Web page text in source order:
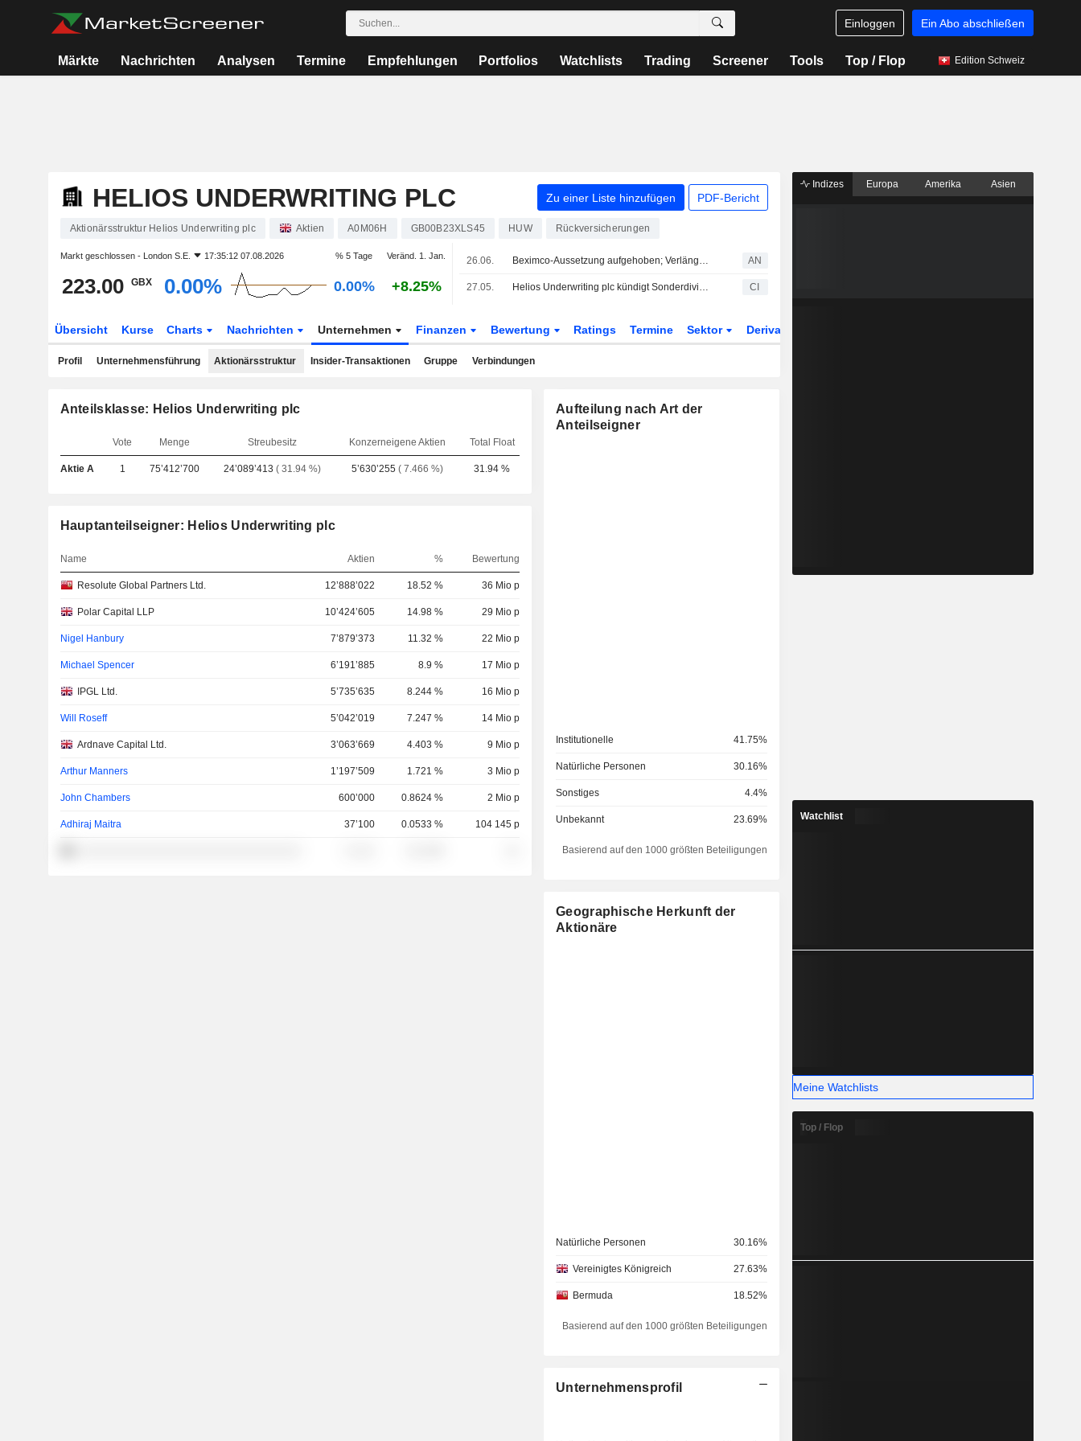
Einloggen Ein Abo abschließen
Märkte Nachrichten Analysen Termine Empfehlungen Portfolios Watchlists Trading Screener Tools Top / Flop Edition Schweiz
HELIOS UNDERWRITING PLC Zu einer Liste hinzufügen PDF-Bericht
Aktionärsstruktur Helios Underwriting plc Aktien A0M06H GB00B23XLS45 HUW Rückversicherungen
Markt geschlossen - London S.E. 17:35:12 07.08.2026 % 5 Tage Veränd. 1. Jan.
223.00 GBX 0.00% 0.00% +8.25%
26.06. Beximco-Aussetzung aufgehoben; Verlängerung des M1-Zahlungstermins AN
27.05. Helios Underwriting plc kündigt Sonderdividende von 3 Pence pro Aktie an, zahlbar am 10. Juli 2026 CI
Übersicht Kurse Charts Nachrichten Unternehmen Finanzen Bewertung Ratings Termine Sektor Derivate
Profil Unternehmensführung Aktionärsstruktur Insider-Transaktionen Gruppe Verbindungen
Anteilsklasse: Helios Underwriting plc
Vote Menge Streubesitz Konzerneigene Aktien Total Float
Aktie A 1 75’412’700 24’089’413 ( 31.94 %) 5’630’255 ( 7.466 %) 31.94 %
Hauptanteilseigner: Helios Underwriting plc
Name Aktien % Bewertung
Resolute Global Partners Ltd. 12’888’022 18.52 % 36 Mio p
Polar Capital LLP 10’424’605 14.98 % 29 Mio p
Nigel Hanbury 7’879’373 11.32 % 22 Mio p
Michael Spencer 6’191’885 8.9 % 17 Mio p
IPGL Ltd. 5’735’635 8.244 % 16 Mio p
Will Roseff 5’042’019 7.247 % 14 Mio p
Ardnave Capital Ltd. 3’063’669 4.403 % 9 Mio p
Arthur Manners 1’197’509 1.721 % 3 Mio p
John Chambers 600’000 0.8624 % 2 Mio p
Adhiraj Maitra 37’100 0.0533 % 104 145 p
Aufteilung nach Art der
Anteilseigner
Institutionelle 41.75%
Natürliche Personen 30.16%
Sonstiges 4.4%
Unbekannt 23.69%
Basierend auf den 1000 größten Beteiligungen
Geographische Herkunft der
Aktionäre
Natürliche Personen 30.16%
Vereinigtes Königreich 27.63%
Bermuda 18.52%
Basierend auf den 1000 größten Beteiligungen
Unternehmensprofil
Indizes Europa Amerika Asien
Watchlist
Meine Watchlists
Top / Flop